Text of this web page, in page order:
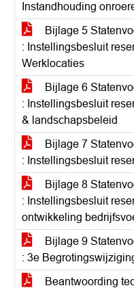
Instandhouding
Bijlage 5
: Instellingsbesluit
Werklocaties
Bijlage 6
: Instellingsbesluit
& landschapsbeleid
Bijlage 7
: Instellingsbesluit
Bijlage 8
: Instellingsbesluit
ontwikkeling
Bijlage 9
: 3e
Beantwoording